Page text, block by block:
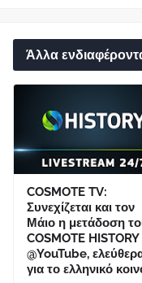
Άλλα
COSMOTE TV:
Συνεχίζεται και τον
Μάιο η μετάδοση
COSMOTE HISTORY
@YouTube,
για το ελληνικό